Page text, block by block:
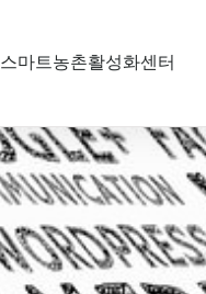
스마트농촌활성화센터